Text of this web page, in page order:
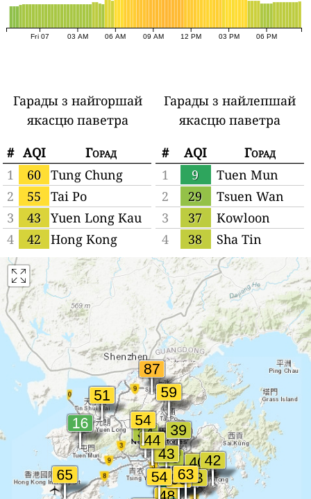
Fri 07 03 AM 06 AM 09 AM 12 PM 03 PM 06 PM
Гарады з найгоршай
якасцю паветра
# AQI
Горад
1
60 Tung Chung
2
55
Tai Po
3
43
Yuen Long Kau
Hui
4 42 Hong Kong
Гарады з найлепшай
якасцю паветра
#
AQI
Горад
1
9
Tuen Mun
2
29
Tsuen Wan
3
37
Kowloon
4
38 Sha Tin